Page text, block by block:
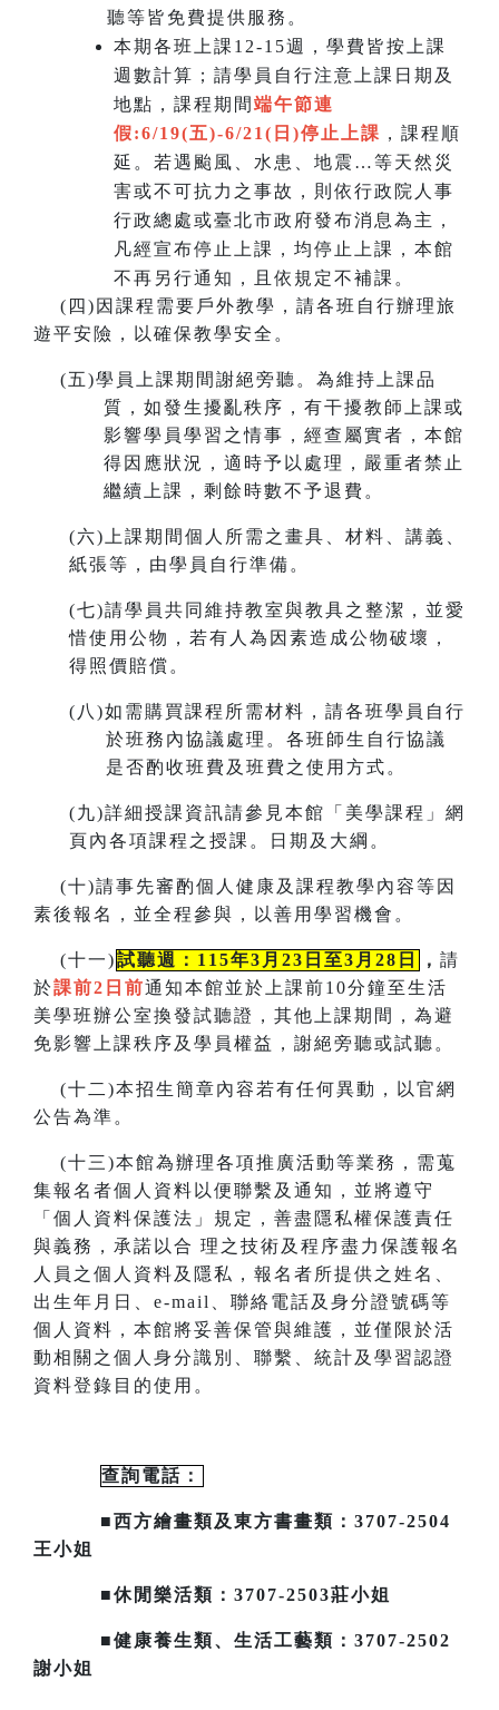
聽等皆免費提供服務。
本期各班上課12-15週，學費皆按上課
週數計算；請學員自行注意上課日期及
地點，課程期間 端午節連
假:6/19(五)-6/21(日)停止上課 ，課程順
延。若遇颱風、水患、地震…等天然災
害或不可抗力之事故，則依行政院人事
行政總處或臺北市政府發布消息為主，
凡經宣布停止上課，均停止上課，本館
不再另行通知，且依規定不補課。
( 四)因課程需要戶外教學，請各班自行辦理旅
遊平安險，以確保教學安全。
(五)學員上課期間謝絕旁聽。為維持上課品
質，如發生擾亂秩序，有干擾教師上課或
影響學員學習之情事，經查屬實者，本館
得因應狀況，適時予以處理，嚴重者禁止
繼續上課，剩餘時數不予退費。
(六)上課期間個人所需之畫具、材料、講義、
紙張等，由學員自行準備。
(七)請學員共同維持教室與教具之整潔，並愛
惜使用公物，若有人為因素造成公物破壞，
得照價賠償。
( 八)如需購買課程所需材料，請各班學員自行
於班務內協議處理。各班師生自行協議
是否酌收班費及班費之使用方式。
(九)詳細授課資訊請參見本館「美學課程」網
頁內各項課程之授課。
日期及大綱。
(十)請事先審酌個人健康及課程教學內容等因
素後報名，並全程參與，以善用學習機會。
(十一)試聽週：115年3月23日至3月28日 ， 請
於課前2日前通知本館並於上課前10分鐘至生活
美學班辦公室換發試聽證， 其他上課期間，為避
免影響上課秩序及學員權益，謝絕旁聽或試聽。
(十二)本招生簡章內容若有任何異動 ，
以官網
公告為準。
(十三)本館為辦理各項推廣活動等業務，需蒐
集報名者個人資料以便聯繫及通知，並將遵守
「個人資料保護法」規定，善盡隱私權保護責任
與義務，承諾以合 理之技術及程序盡力保護報名
人員之個人資料及隱私，報名者所提供之姓名、
出生年月日、 e-mail
、聯絡電話及身分證號碼等
個人資料，本館將妥善保管與維護，並僅限於活
動相關之個人身分識別、聯繫、統計及 學習認證
資料登錄目的使用。
查詢電話：
■西方繪畫類及東方書畫類：3707-2504
王小姐
■休閒樂活類：3707-2503莊小姐
■健康養生類、生活工藝類：3707-2502
謝小姐